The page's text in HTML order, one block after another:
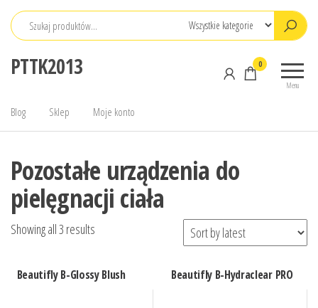
Przejdź
PTTK2013
Menu
0
Blog Sklep Moje konto
Pozostałe urządzenia do
pielęgnacji ciała
Showing all 3 results
Beautifly B-Glossy Blush Beautifly B-Hydraclear PRO